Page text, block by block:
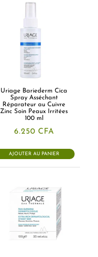
Uriage Bariederm Cica
Spray Asséchant
Réparateur au Cuivre
Zinc Soin Peaux Irritées
100 ml
6.250 CFA
AJOUTER AU PANIER